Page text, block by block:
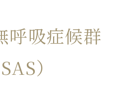
呼吸症候群
SAS）